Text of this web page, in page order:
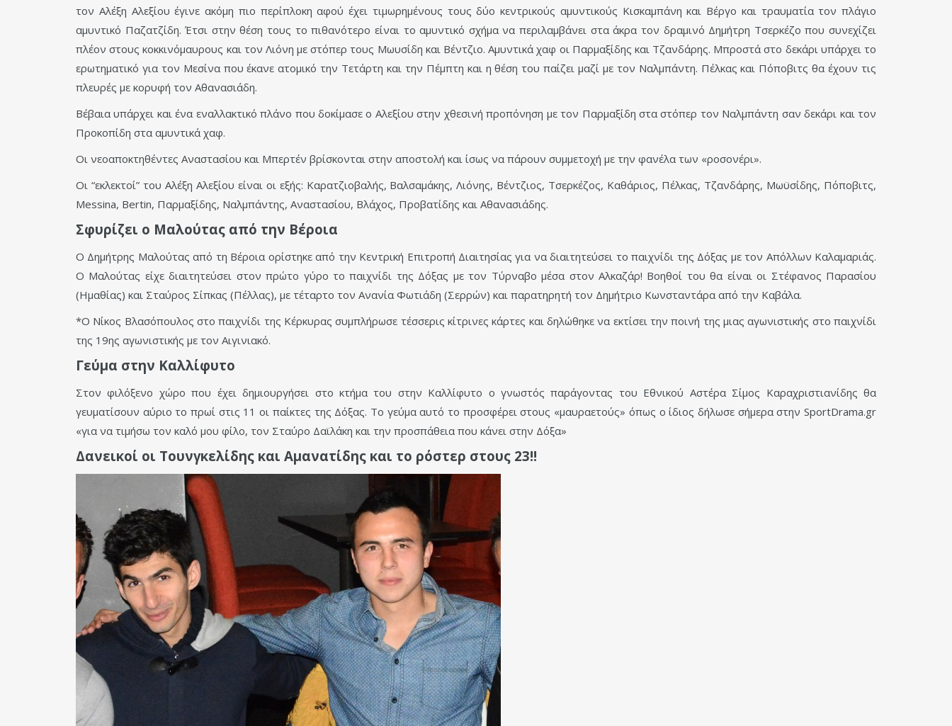
τον Αλέξη Αλεξίου έγινε ακόμη πιο περίπλοκη αφού έχει τιμωρημένους τους δύο κεντρικούς αμυντικούς Κισκαμπάνη και Βέργο και τραυματία τον πλάγιο
αμυντικό Παζατζίδη. Έτσι στην θέση τους το πιθανότερο είναι το αμυντικό σχήμα να περιλαμβάνει στα άκρα τον δραμινό Δημήτρη Τσερκέζο που συνεχίζει
πλέον στους κοκκινόμαυρους και τον Λιόνη με στόπερ τους Μωυσίδη και Βέντζιο. Αμυντικά χαφ οι Παρμαξίδης και Τζανδάρης. Μπροστά στο δεκάρι υπάρχει το
ερωτηματικό για τον Μεσίνα που έκανε ατομικό την Τετάρτη και την Πέμπτη και η θέση του παίζει μαζί με τον Ναλμπάντη. Πέλκας και Πόποβιτς θα έχουν τις
πλευρές με κορυφή τον Αθανασιάδη.
Βέβαια υπάρχει και ένα εναλλακτικό πλάνο που δοκίμασε ο Αλεξίου στην χθεσινή προπόνηση με τον Παρμαξίδη στα στόπερ τον Ναλμπάντη σαν δεκάρι και τον
Προκοπίδη στα αμυντικά χαφ.
Οι νεοαποκτηθέντες Αναστασίου και Μπερτέν βρίσκονται στην αποστολή και ίσως να πάρουν συμμετοχή με την φανέλα των «ροσονέρι».
Οι “εκλεκτοί” του Αλέξη Αλεξίου είναι οι εξής: Καρατζιοβαλής, Βαλσαμάκης, Λιόνης, Βέντζιος, Τσερκέζος, Καθάριος, Πέλκας, Τζανδάρης, Μωϋσίδης, Πόποβιτς,
Μessina, Bertin, Παρμαξίδης, Ναλμπάντης, Αναστασίου, Βλάχος, Προβατίδης και Αθανασιάδης.
Σφυρίζει ο Μαλούτας από την Βέροια
Ο Δημήτρης Μαλούτας από τη Βέροια ορίστηκε από την Κεντρική Επιτροπή Διαιτησίας για να διαιτητεύσει το παιχνίδι της Δόξας με τον Απόλλων Καλαμαριάς.
Ο Μαλούτας είχε διαιτητεύσει στον πρώτο γύρο το παιχνίδι της Δόξας με τον Τύρναβο μέσα στον Αλκαζάρ! Βοηθοί του θα είναι οι Στέφανος Παρασίου
(Ημαθίας) και Σταύρος Σίπκας (Πέλλας), με τέταρτο τον Ανανία Φωτιάδη (Σερρών) και παρατηρητή τον Δημήτριο Κωνσταντάρα από την Καβάλα.
*Ο Νίκος Βλασόπουλος στο παιχνίδι της Κέρκυρας συμπλήρωσε τέσσερις κίτρινες κάρτες και δηλώθηκε να εκτίσει την ποινή της μιας αγωνιστικής στο παιχνίδι
της 19ης αγωνιστικής με τον Αιγινιακό.
Γεύμα στην Καλλίφυτο
Στον φιλόξενο χώρο που έχει δημιουργήσει στο κτήμα του στην Καλλίφυτο ο γνωστός παράγοντας του Εθνικού Αστέρα Σίμος Καραχριστιανίδης θα
γευματίσουν αύριο το πρωί στις 11 οι παίκτες της Δόξας. Το γεύμα αυτό το προσφέρει στους «μαυραετούς» όπως ο ίδιος δήλωσε σήμερα στην SportDrama.gr
«για να τιμήσω τον καλό μου φίλο, τον Σταύρο Δαϊλάκη και την προσπάθεια που κάνει στην Δόξα»
Δανεικοί οι Τουνγκελίδης και Αμανατίδης και το ρόστερ στους 23!!